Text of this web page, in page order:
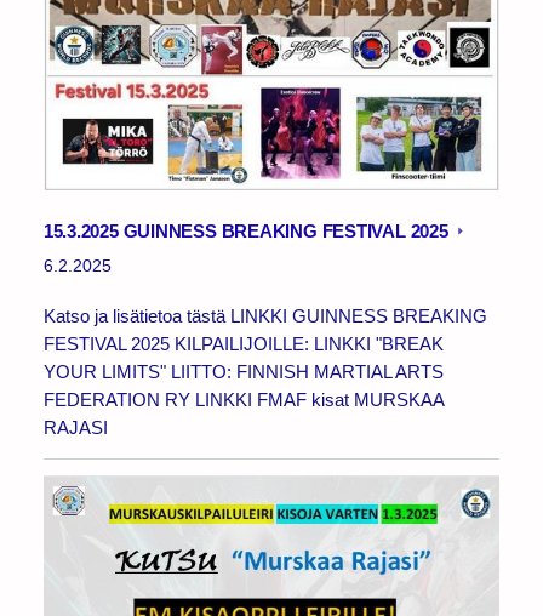
15.3.2025 GUINNESS BREAKING FESTIVAL 2025
6.2.2025
Katso ja lisätietoa tästä LINKKI GUINNESS BREAKING
FESTIVAL 2025 KILPAILIJOILLE: LINKKI "BREAK
YOUR LIMITS" LIITTO: FINNISH MARTIAL ARTS
FEDERATION RY LINKKI FMAF kisat MURSKAA
RAJASI